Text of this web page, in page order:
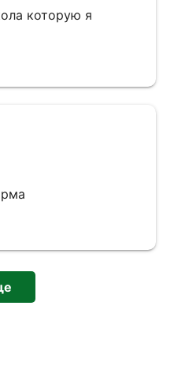
которую я